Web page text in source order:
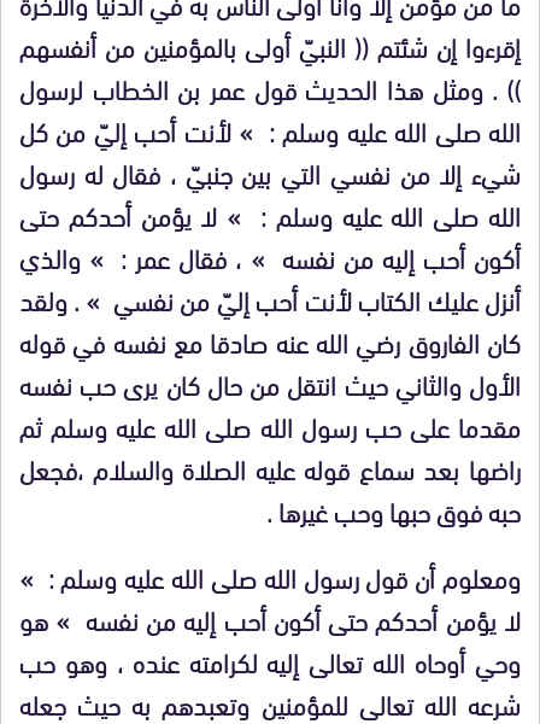
إقرءوا إن شئتم (( النبيّ أولى بالمؤمنين من أنفسهم
)) . ومثل هذا الحديث قول عمر بن الخطاب لرسول
الله صلى الله عليه وسلم : » لأنت أحب إليّ من كل
شيء إلا من نفسي التي بين جنبيّ ، فقال له رسول
الله صلى الله عليه وسلم : » لا يؤمن أحدكم حتى
أكون أحب إليه من نفسه » ، فقال عمر : » والذي
أنزل عليك الكتاب لأنت أحب إليّ من نفسي » . ولقد
كان الفاروق رضي الله عنه صادقا مع نفسه في قوله
الأول والثاني حيث انتقل من حال كان يرى حب نفسه
مقدما على حب رسول الله صلى الله عليه وسلم ثم
راضها بعد سماع قوله عليه الصلاة والسلام ،فجعل
حبه فوق حبها وحب غيرها .
ومعلوم أن قول رسول الله صلى الله عليه وسلم : »
لا يؤمن أحدكم حتى أكون أحب إليه من نفسه » هو
وحي أوحاه الله تعالى إليه لكرامته عنده ، وهو حب
شرعه الله تعالى للمؤمنين وتعبدهم به حيث جعله